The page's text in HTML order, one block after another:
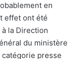
en
effet ont été
la Direction
du ministère
presse